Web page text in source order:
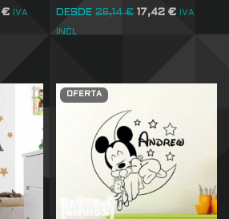
€ IVA DESDE 26,14€ 17,42€ IVA
INCL
OFERTA